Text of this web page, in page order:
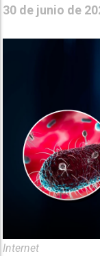
30 de junio de
Internet